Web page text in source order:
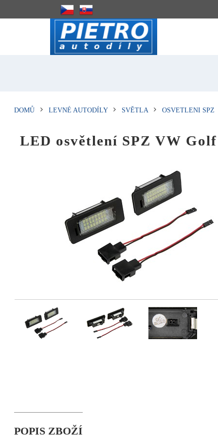
DOMŮ LEVNÉ AUTODÍLY SVĚTLA OSVETLENI SPZ
LED osvětlení SPZ VW
POPIS ZBOŽÍ